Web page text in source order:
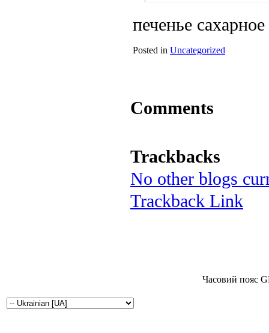
печенье сахарное
Posted in Uncategorized
Comments
Trackbacks
No other blogs
Trackback Link
Часовий пояс